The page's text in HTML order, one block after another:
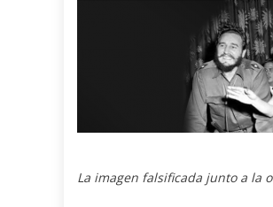
La imagen falsificada junto a la